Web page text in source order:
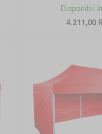
Disponibil
4.211,00